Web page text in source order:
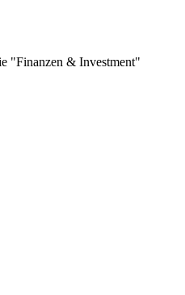
"Finanzen & Investment"